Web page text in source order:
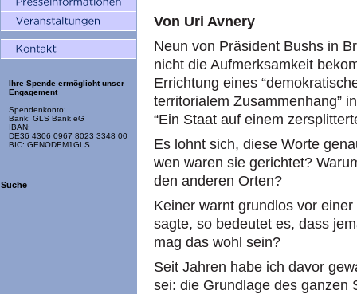
Ihre Spende ermöglicht unser
Engagement
Spendenkonto:
Bank: GLS Bank eG
IBAN:
DE36 4306 0967 8023 3348 00
BIC: GENODEM1GLS
Suche
Von Uri Avnery
Neun von Präsident Bushs in
nicht die Aufmerksamkeit
Errichtung eines
territorialem Zusammenhang”
“Ein Staat auf einem
Es lohnt sich, diese Worte
wen waren sie gerichtet?
den anderen Orten?
Keiner warnt grundlos vor
sagte, so bedeutet es, dass
mag das wohl sein?
Seit Jahren habe ich davor
sei: die Grundlage des ganzen